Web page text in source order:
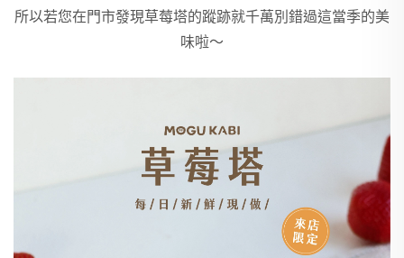
所以若您在門市發現草莓塔的蹤跡就千萬別錯過這當季的美
味啦～